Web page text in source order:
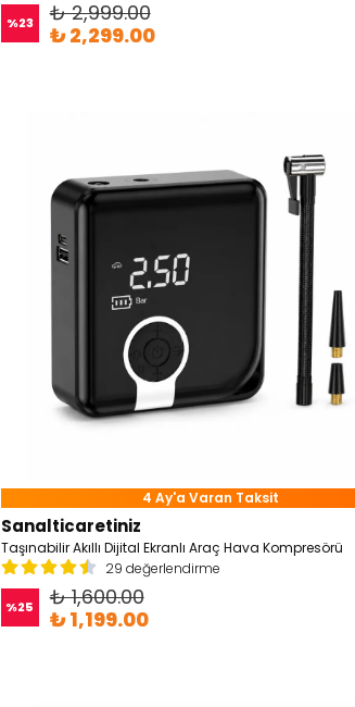
%23
₺ 2,999.00
₺ 2,299.00
4 Ay'a Varan Taksit
Sanalticaretiniz
Taşınabilir Akıllı Dijital Ekranlı Araç Hava Kompresörü
29 değerlendirme
%25
₺ 1,600.00
₺ 1,199.00